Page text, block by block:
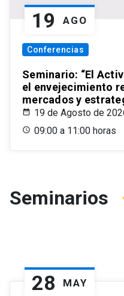
19 AGO
Conferencias
Seminario: “El
el envejecimiento
mercados y
19 de Agosto de
09:00 a 11:00 horas
Seminarios
28 MAY